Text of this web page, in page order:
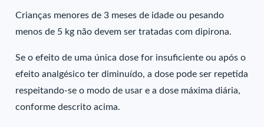
Crianças menores de 3 meses de idade ou pesando
menos de 5 kg não devem ser tratadas com dipirona.
Se o efeito de uma única dose for insuficiente ou após o
efeito analgésico ter diminuído, a dose pode ser repetida
respeitando-se o modo de usar e a dose máxima diária,
conforme descrito acima.